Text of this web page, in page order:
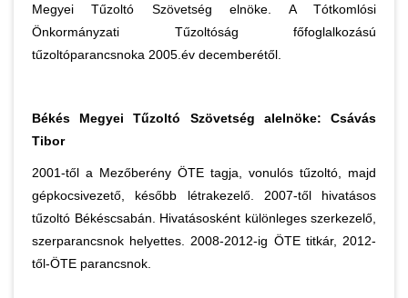
Megyei Tűzoltó Szövetség elnöke. A Tótkomlósi
Önkormányzati Tűzoltóság főfoglalkozású
tűzoltóparancsnoka 2005.év decemberétől.
Békés Megyei Tűzoltó Szövetség alelnöke:
Csávás
Tibor
2001-től a Mezőberény ÖTE tagja, vonulós tűzoltó, majd
gépkocsivezető, később létrakezelő. 2007-től hivatásos
tűzoltó Békéscsabán. Hivatásosként különleges szerkezelő,
szerparancsnok helyettes. 2008-2012-ig ÖTE titkár, 2012-
től-ÖTE parancsnok.